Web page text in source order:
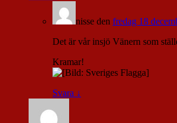
nisse den fredag 18
Det är vår insjö Vänern som
Kramar!
Svara ↓